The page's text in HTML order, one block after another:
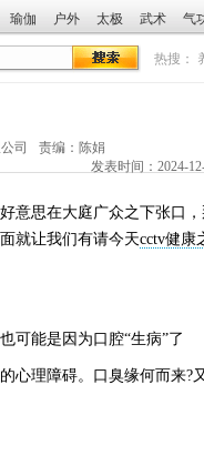
瑜伽 户外 太极 武术 气
热搜：
司
责编：陈娟
发表时间：2024-
思在大庭广众之下张口，
就让我们有请今天cctv健康
能是因为口腔“生病”了
理障碍。口臭缘何而来?